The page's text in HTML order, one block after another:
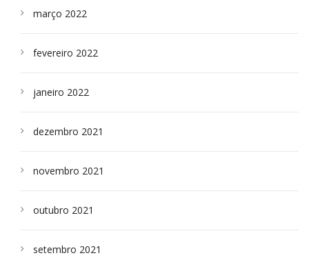
março 2022
fevereiro 2022
janeiro 2022
dezembro 2021
novembro 2021
outubro 2021
setembro 2021